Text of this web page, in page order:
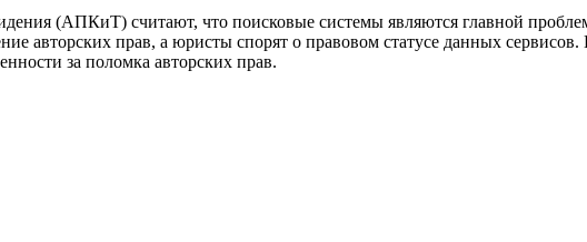
(АПКиТ) считают, что поисковые системы являются главной
авторских прав, а юристы спорят о правовом статусе данных
за поломка авторских прав.